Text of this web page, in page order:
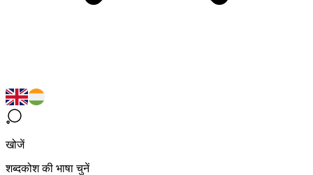
खोजें
शब्दकोश की भाषा चुनें